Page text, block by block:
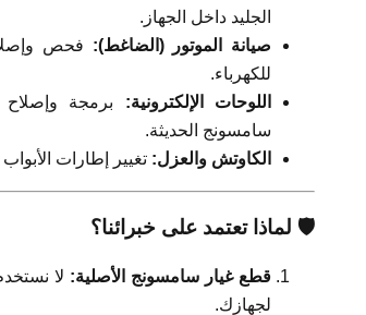
الجليد داخل الجهاز.
صيانة الموتور (الضاغط): فحص
للكهرباء.
اللوحات الإلكترونية: برمجة
سامسونج الحديثة.
الكاوتش والعزل: تغيير إطارات
🛡️ لماذا تعتمد على خبرائنا؟
قطع غيار سامسونج الأصلية: لا
لجهازك.